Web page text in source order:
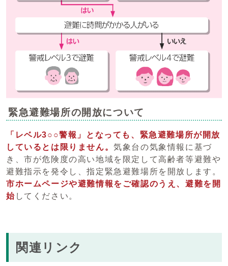
緊急避難場所の開放について
「レベル3○○警報」となっても、緊急避難場所が開放
しているとは限りません。気象台の気象情報に基づ
き、市が危険度の高い地域を限定して高齢者等避難や
避難指示を発令し、指定緊急避難場所を開放します。
市ホームページや避難情報をご確認のうえ、避難を開
始 してください。
関連リンク